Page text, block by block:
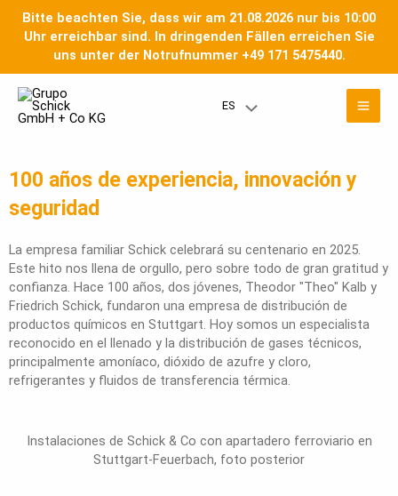
Bitte beachten Sie, dass wir am 21.08.2026 nur bis 10:00
Uhr erreichbar sind. In dringenden Fällen erreichen Sie
uns unter der Notrufnummer +49 171 5475440.
contenido
ES Menú
100 años de experiencia, innovación y
seguridad
La empresa familiar Schick celebrará su centenario en 2025.
Este hito nos llena de orgullo, pero sobre todo de gran gratitud y
confianza. Hace 100 años, dos jóvenes, Theodor "Theo" Kalb y
Friedrich Schick, fundaron una empresa de distribución de
productos químicos en Stuttgart. Hoy somos un especialista
reconocido en el llenado y la distribución de gases técnicos,
principalmente amoníaco, dióxido de azufre y cloro,
refrigerantes y fluidos de transferencia térmica.
Instalaciones de Schick & Co con apartadero ferroviario en
Stuttgart-Feuerbach, foto posterior